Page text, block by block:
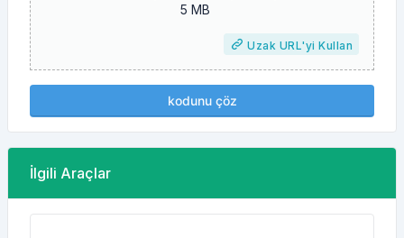
5 MB
Uzak URL'yi Kullan
kodunu çöz
İlgili Araçlar